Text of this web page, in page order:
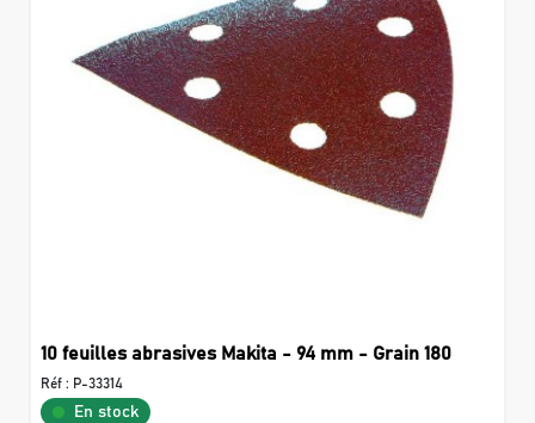
10 feuilles abrasives Makita - 94 mm - Grain 180
Réf : P-33314
En stock